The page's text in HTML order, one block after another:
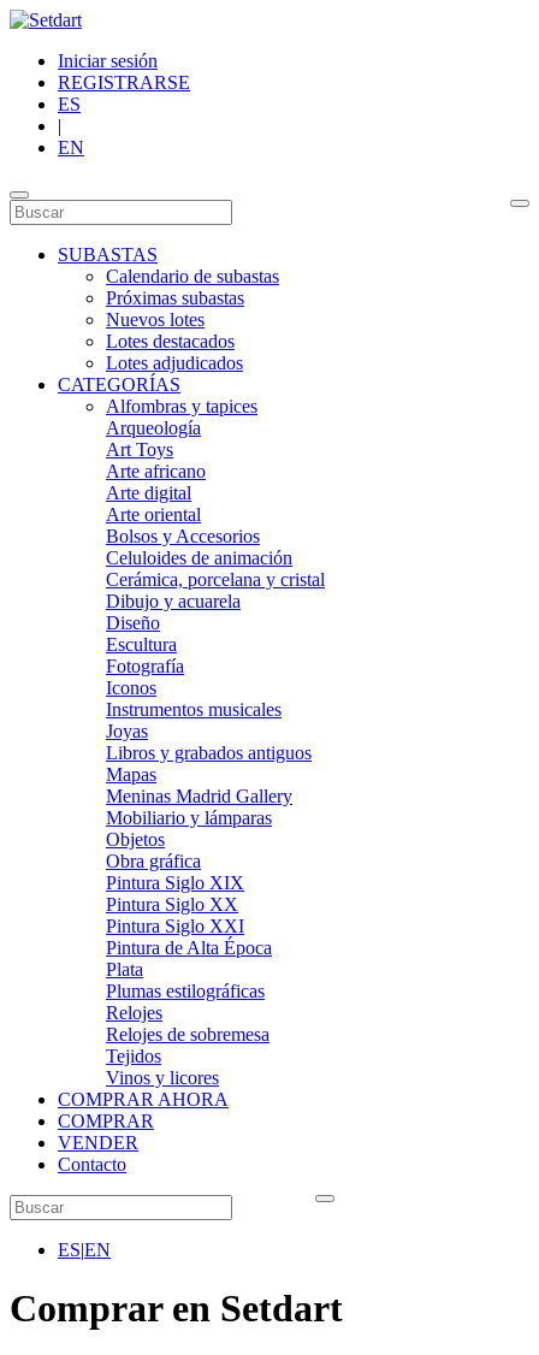
Iniciar sesión
REGISTRARSE
ES
|
EN
SUBASTAS
Calendario de subastas
Próximas subastas
Nuevos lotes
Lotes destacados
Lotes adjudicados
CATEGORÍAS
Alfombras y tapices
Arqueología
Art Toys
Arte africano
Arte digital
Arte oriental
Bolsos y Accesorios
Celuloides de animación
Cerámica, porcelana y cristal
Dibujo y acuarela
Diseño
Escultura
Fotografía
Iconos
Instrumentos musicales
Joyas
Libros y grabados antiguos
Mapas
Meninas Madrid Gallery
Mobiliario y lámparas
Objetos
Obra gráfica
Pintura Siglo XIX
Pintura Siglo XX
Pintura Siglo XXI
Pintura de Alta Época
Plata
Plumas estilográficas
Relojes
Relojes de sobremesa
Tejidos
Vinos y licores
COMPRAR AHORA
COMPRAR
VENDER
Contacto
ES|EN
Comprar en Setdart